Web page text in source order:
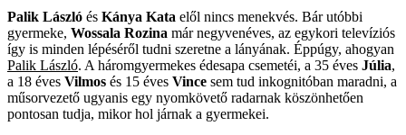
Palik László és Kánya Kata elől nincs menekvés. Bár utóbbi
gyermeke, Wossala Rozina már negyvenéves, az egykori televíziós
így is minden lépéséről ­tudni szeretne a lányának. Éppúgy, ahogyan
Palik László. A háromgyermekes édesapa csemetéi, a 35 éves Júlia,
a 18 éves Vilmos és 15 éves Vince sem tud inkognitóban maradni, a
műsorvezető ugyanis egy nyomkövető radarnak köszönhetően
pontosan tudja, mikor hol járnak a gyermekei.